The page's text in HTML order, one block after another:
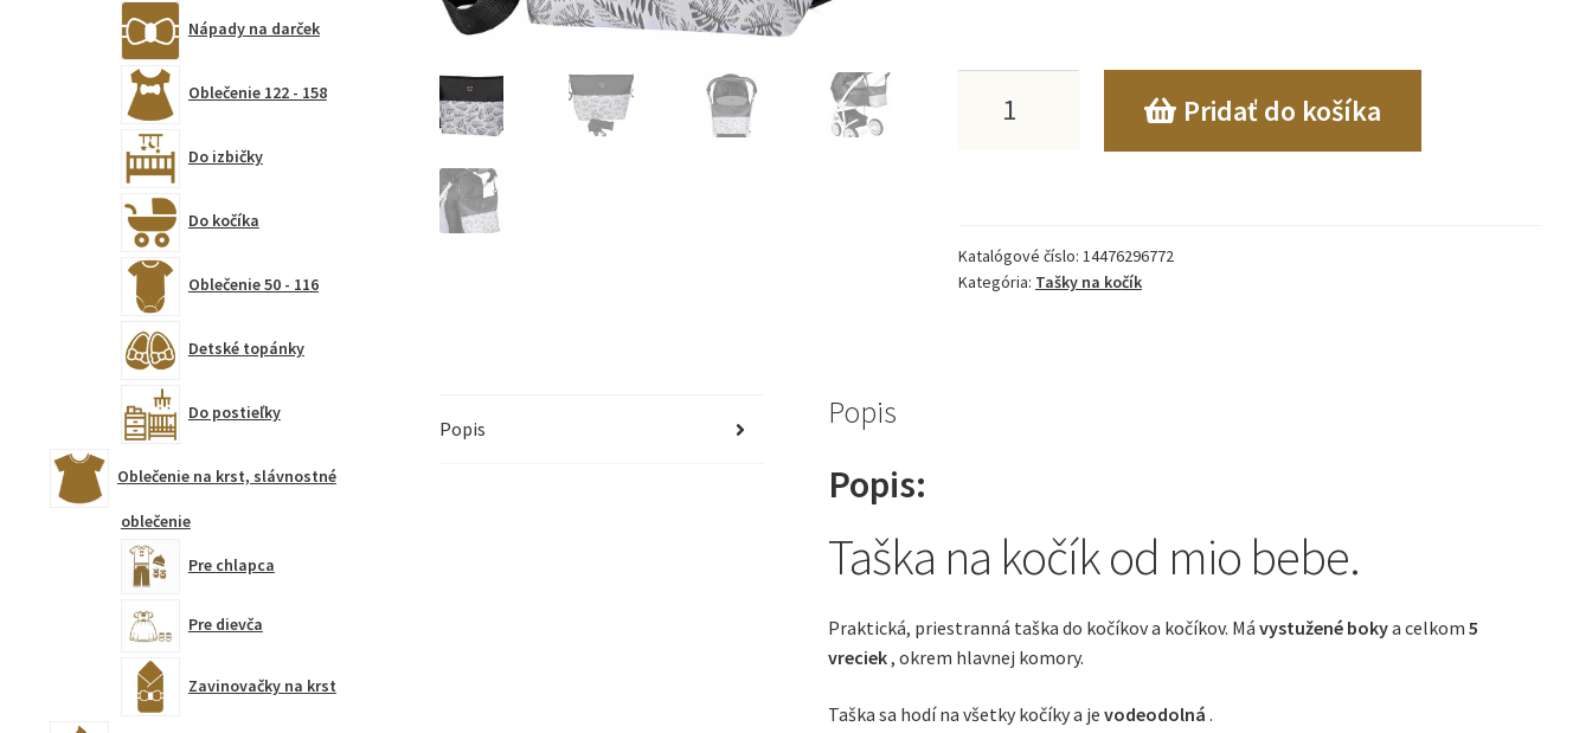
Bebe
Pre
Maminku
Pridať do košíka
Katalógové číslo: 14476296772
Kategória: Tašky na kočík
Popis Popis
Popis:
Taška na kočík od mio bebe.
Praktická, priestranná taška do kočíkov a kočíkov. Mávystužené bokya celkom5
vreciek, okrem hlavnej komory.
Taška sa hodí na všetky kočíky a jevodeodolná .
Nápady na darček
Oblečenie 122 - 158
Do izbičky
Do kočíka
Oblečenie 50 - 116
Detské topánky
Do postieľky
Oblečenie na krst, slávnostné
oblečenie
Pre chlapca
Pre dievča
Zavinovačky na krst